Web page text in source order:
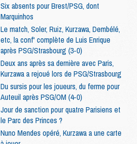
Six absents pour Brest/PSG, dont
Marquinhos
Le match, Soler, Ruiz, Kurzawa, Dembélé,
etc, la conf' complète de Luis Enrique
après PSG/Strasbourg (3-0)
Deux ans après sa dernière avec Paris,
Kurzawa a rejoué lors de PSG/Strasbourg
Du sursis pour les joueurs, du ferme pour
Auteuil après PSG/OM (4-0)
Jour de sanction pour quatre Parisiens et
le Parc des Princes ?
Nuno Mendes opéré, Kurzawa a une carte